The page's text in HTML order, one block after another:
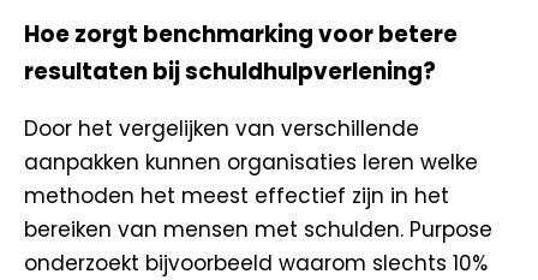
Hoe zorgt benchmarking voor betere
resultaten bij schuldhulpverlening?
Door het vergelijken van verschillende
aanpakken kunnen organisaties leren welke
methoden het meest effectief zijn in het
bereiken van mensen met schulden. Purpose
onderzoekt bijvoorbeeld waarom slechts 10%